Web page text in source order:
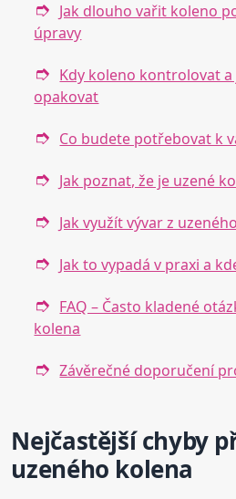
Jak dlouho vařit koleno
úpravy
Kdy koleno kontrolovat
opakovat
Co budete potřebovat k
Jak poznat, že je uzené
Jak využít vývar z
Jak to vypadá v praxi a
FAQ – Často kladené
kolena
Závěrečné doporučení
Nejčastější chyby
uzeného kolena